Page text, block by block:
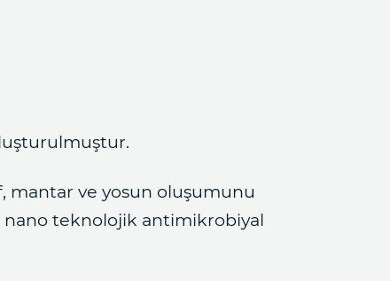
mantar ve yosun oluşumunu
nano teknolojik antimikrobiyal